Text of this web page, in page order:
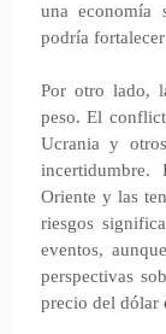
una economía
podría
Por otro lado,
peso. El
Ucrania y
Oriente y las
riesgos
eventos,
perspectivas
precio del dólar